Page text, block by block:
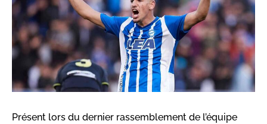
Présent lors du dernier rassemblement de l’équipe